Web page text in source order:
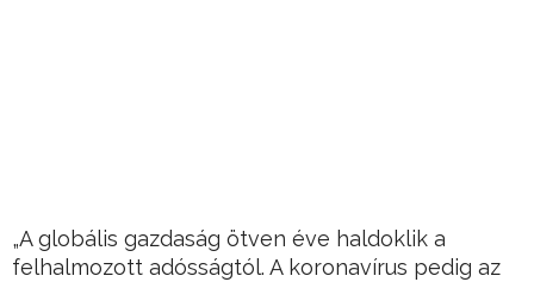
„A globális gazdaság ötven éve haldoklik a
felhalmozott adósságtól. A koronavírus pedig az